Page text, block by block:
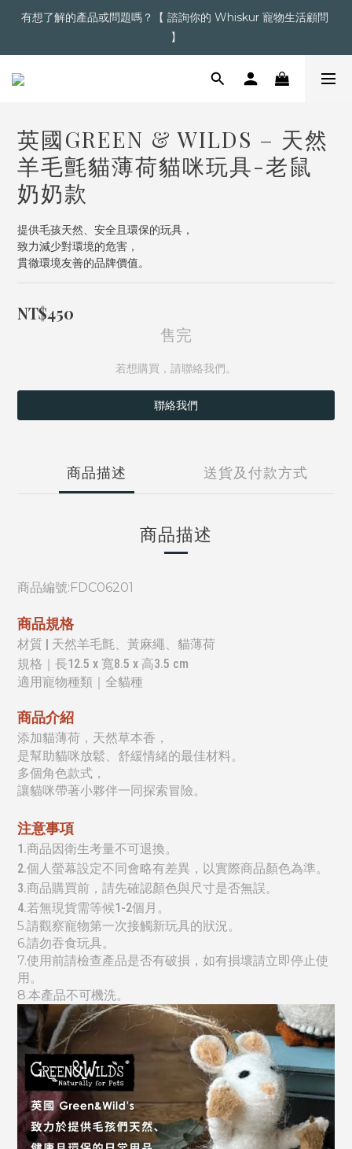
超商滿＄1,200  /  宅配滿＄2,000 即享免運
有想了解的產品或問題嗎？【 諮詢你的 Whiskur 寵物生活顧問
】
【點擊】加入會員送購物金
超商滿＄1,200  /  宅配滿＄2,000 即享免運
英國GREEN & WILDS – 天然
羊毛氈貓薄荷貓咪玩具-老鼠
奶奶款
提供毛孩天然、安全且環保的玩具，
致力減少對環境的危害，
貫徹環境友善的品牌價值。
NT$450
售完
若想購買，請聯絡我們。
聯絡我們
商品描述 送貨及付款方式
商品描述
商品編號:FDC06201
商品規格
材質 | 天然羊毛氈、黃麻繩、貓薄荷
規格｜長12.5 x 寬8.5 x 高3.5 cm
適用寵物種類｜ 全貓種
商品介紹
添加貓薄荷，天然草本香，
是幫助貓咪放鬆、舒緩情緒的最佳材料。
多個角色款式，
讓貓咪帶著小夥伴一同探索冒險。
注意事項
1.商品因衛生考量不可退換。
2.個人螢幕設定不同會略有差異，以實際商品顏色為準。
3.商品購買前，請先確認顏色與尺寸是否無誤。
4.若無現貨需等候1-2個月。
5.請觀察寵物第一次接觸新玩具的狀況。
6.請勿吞食玩具。
7.使用前請檢查產品是否有破損，如有損壞請立即停止使
用。
8.本產品不可機洗。